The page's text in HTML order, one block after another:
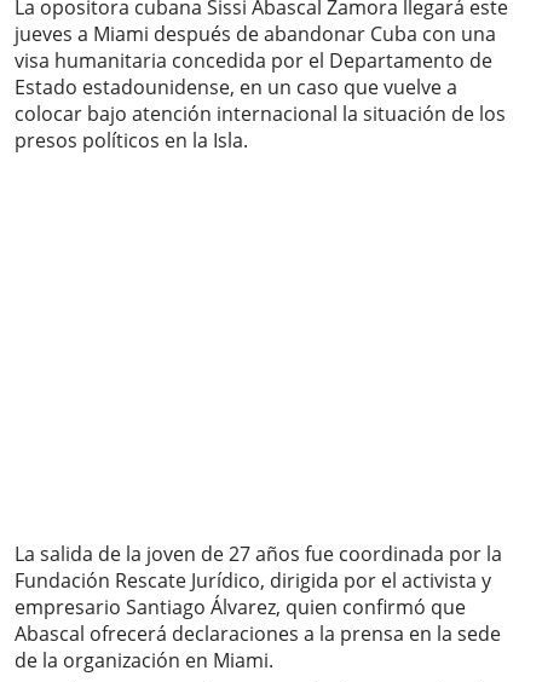
La opositora cubana Sissi Abascal Zamora llegará este
jueves a Miami después de abandonar Cuba con una
visa humanitaria concedida por el Departamento de
Estado estadounidense, en un caso que vuelve a
colocar bajo atención internacional la situación de los
presos políticos en la Isla.
La salida de la joven de 27 años fue coordinada por la
Fundación Rescate Jurídico, dirigida por el activista y
empresario Santiago Álvarez, quien confirmó que
Abascal ofrecerá declaraciones a la prensa en la sede
de la organización en Miami.